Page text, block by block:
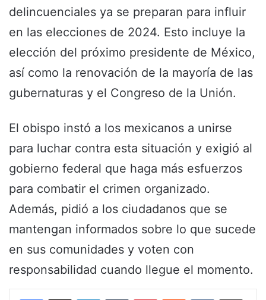
delincuenciales ya se preparan para influir
en las elecciones de 2024. Esto incluye la
elección del próximo presidente de México,
así como la renovación de la mayoría de las
gubernaturas y el Congreso de la Unión.
El obispo instó a los mexicanos a unirse
para luchar contra esta situación y exigió al
gobierno federal que haga más esfuerzos
para combatir el crimen organizado.
Además, pidió a los ciudadanos que se
mantengan informados sobre lo que sucede
en sus comunidades y voten con
responsabilidad cuando llegue el momento.